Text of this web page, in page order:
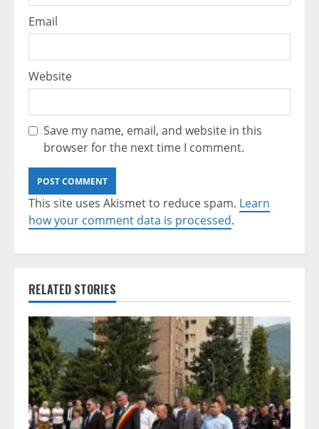
Email
Website
Save my name, email, and website in this
browser for the next time I comment.
This site uses Akismet to reduce spam. Learn
how your comment data is processed.
RELATED STORIES